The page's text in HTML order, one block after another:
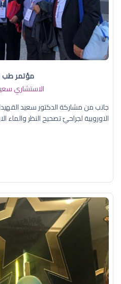
مؤتمر طب
الاستشاري
جانب من مشاركة الدكتور سعيد
الاوروبية لجراحيّ تصحيح النظر والماء